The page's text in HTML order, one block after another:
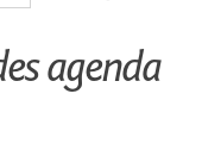
agenda